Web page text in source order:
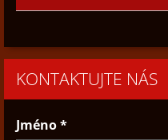
KONTAKTUJTE NÁS
Jméno *